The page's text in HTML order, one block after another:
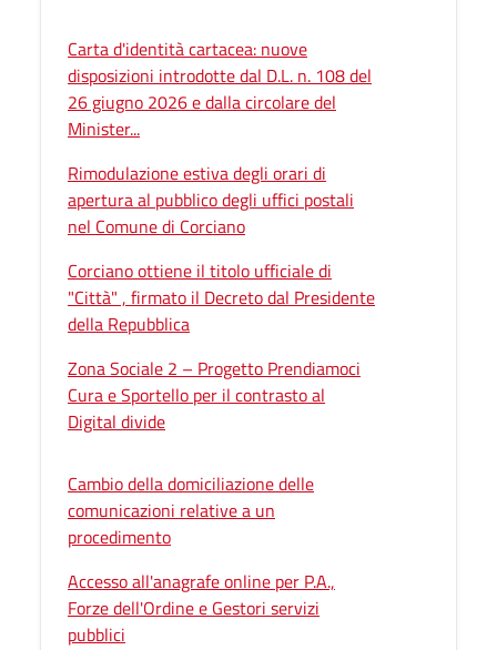
Carta d'identità cartacea: nuove
disposizioni introdotte dal D.L. n. 108 del
26 giugno 2026 e dalla circolare del
Minister...
Rimodulazione estiva degli orari di
apertura al pubblico degli uffici postali
nel Comune di Corciano
Corciano ottiene il titolo ufficiale di
"Città" , firmato il Decreto dal Presidente
della Repubblica
Zona Sociale 2 – Progetto Prendiamoci
Cura e Sportello per il contrasto al
Digital divide
Cambio della domiciliazione delle
comunicazioni relative a un
procedimento
Accesso all'anagrafe online per P.A.,
Forze dell'Ordine e Gestori servizi
pubblici